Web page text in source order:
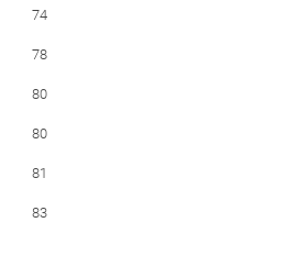
74
78
80
80
81
83